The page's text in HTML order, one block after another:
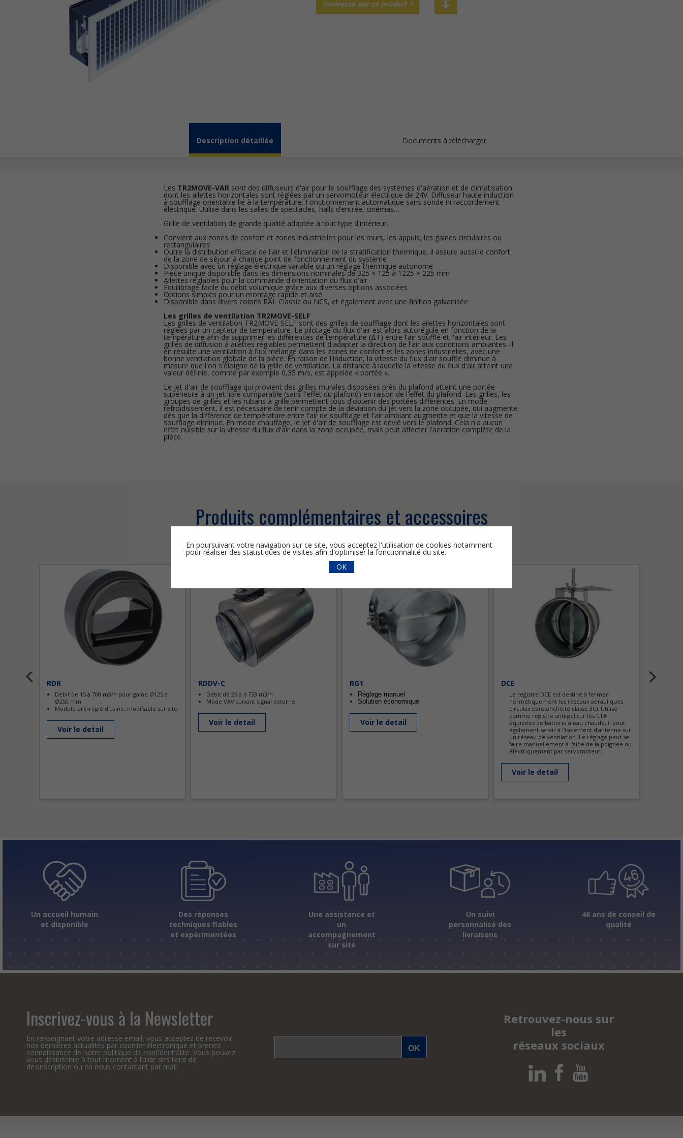
Intéressé par ce produit ?
Produits complémentaires et accessoires
RDR
Débit de 15 à 700 m3/h pour gaine Ø125 à
Ø250 mm
Module pré-réglé d'usine, modifiable sur site
Voir le detail
RDDV-C
Débit de 26 à 6 733 m3/h
Mode VAV suivant signal externe
Voir le detail
RG1
Réglage manuel
Solution économique
Voir le detail
DCE
Le registre DCE est destiné à fermer
hermétiquement les réseaux aérauliques
circulaires (étanchéité classe 3C). Utilisé
comme registre anti-gel sur les CTA
équipées de batterie à eau chaude, il peut
également servir à l'isolement d'antenne sur
un réseau de ventilation. Le réglage peut se
faire manuellement à l'aide de la poignée ou
électriquement par servomoteur.
Voir le detail
FSA
Description détaillée Documents à télécharger
Les TR2MOVE-VAR sont des diffuseurs d'air pour le soufflage des systèmes d'aération et de climatisation
dont les ailettes horizontales sont réglées par un servomoteur électrique de 24V. Diffuseur haute induction
à soufflage orientable lié à la température. Fonctionnement automatique sans sonde ni raccordement
électrique. Utilisé dans les salles de spectacles, halls d’entrée, cinémas…
Grille de ventilation de grande qualité adaptée à tout type d'intérieur.
Convient aux zones de confort et zones industrielles pour les murs, les appuis, les gaines circulaires ou
rectangulaires
Outre la distribution efficace de l'air et l'élimination de la stratification thermique, il assure aussi le confort
de la zone de séjour à chaque point de fonctionnement du système
Disponible avec un réglage électrique variable ou un réglage thermique autonome
Pièce unique disponible dans les dimensions nominales de 325 × 125 à 1225 × 225 mm
Ailettes réglables pour la commande d'orientation du flux d'air
Équilibrage facile du débit volumique grâce aux diverses options associées
Options simples pour un montage rapide et aisé
Disponible dans divers coloris RAL Classic ou NCS, et également avec une finition galvanisée
Les grilles de ventilation TR2MOVE-SELF
Les grilles de ventilation TR2MOVE-SELF sont des grilles de soufflage dont les ailettes horizontales sont
réglées par un capteur de température. Le pilotage du flux d'air est alors autorégulé en fonction de la
température afin de supprimer les différences de température (ΔT) entre l'air soufflé et l'air intérieur. Les
grilles de diffusion à ailettes réglables permettent d'adapter la direction de l'air aux conditions ambiantes. Il
en résulte une ventilation à flux mélangé dans les zones de confort et les zones industrielles, avec une
bonne ventilation globale de la pièce. En raison de l'induction, la vitesse du flux d'air soufflé diminue à
mesure que l'on s'éloigne de la grille de ventilation. La distance à laquelle la vitesse du flux d'air atteint une
valeur définie, comme par exemple 0,35 m/s, est appelée « portée ».
Le jet d'air de soufflage qui provient des grilles murales disposées près du plafond atteint une portée
supérieure à un jet libre comparable (sans l'effet du plafond) en raison de l'effet du plafond. Les grilles, les
groupes de grilles et les rubans à grille permettent tous d'obtenir des portées différentes. En mode
refroidissement, il est nécessaire de tenir compte de la déviation du jet vers la zone occupée, qui augmente
dès que la différence de température entre l'air de soufflage et l'air ambiant augmente et que la vitesse de
soufflage diminue. En mode chauffage, le jet d'air de soufflage est dévié vers le plafond. Cela n'a aucun
effet nuisible sur la vitesse du flux d'air dans la zone occupée, mais peut affecter l'aération complète de la
pièce.
Un accueil humain
et disponible
Des réponses
techniques fiables
et expérimentées
Une assistance et
un
accompagnement
sur site
Un suivi
personnalisé des
livraisons
46 ans de conseil de
qualité
Inscrivez-vous à la Newsletter
En renseignant votre adresse email, vous acceptez de recevoir
nos dernières actualités par courrier électronique et prenez
connaissance de notre politique de confidentialité. Vous pouvez
vous désinscrire à tout moment à l’aide des liens de
desinscription ou en nous contactant par mail
Retrouvez-nous sur
les
réseaux sociaux
En poursuivant votre navigation sur ce site, vous acceptez l'utilisation de cookies notamment
pour réaliser des statistiques de visites afin d'optimiser la fonctionnalité du site.
OK